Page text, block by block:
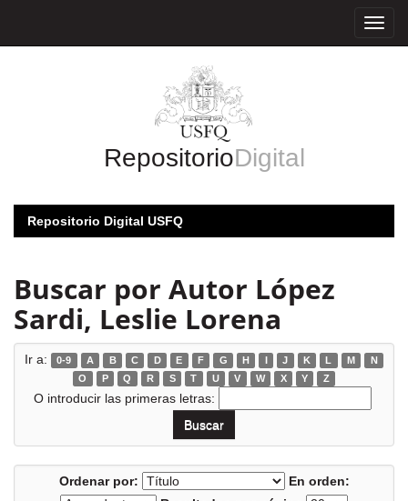
RepositorioDigital
Repositorio Digital USFQ
Buscar por Autor López
Sardi, Leslie Lorena
Ir a: 0-9 A B C D E F G H I J K L M
N
O
P Q R S T U V W X Y Z
O introducir las primeras letras:
Ordenar por:
En orden: